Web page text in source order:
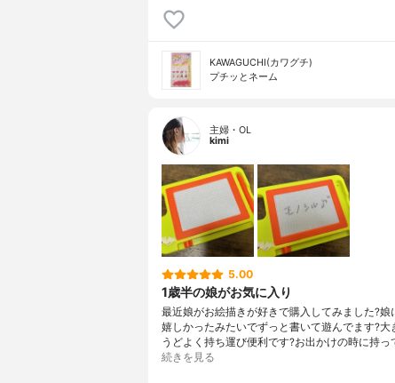
KAWAGUCHI(カワグチ)
プチッとネーム
主婦・OL
kimi
5.00
1歳半の娘がお気に入り
最近娘がお絵描きが好きで購入してみました?娘
嬉しかったみたいでずっと書いて遊んでます?大
うどよく持ち運び便利です?お出かけの時に持
続きを見る